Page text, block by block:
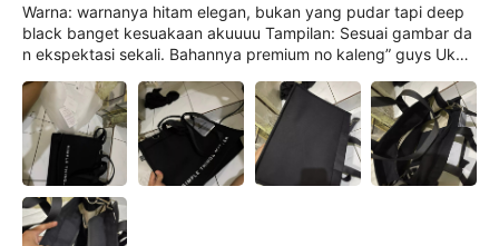
Warna: warnanya hitam elegan, bukan yang pudar tapi deep
black banget kesuakaan akuuuu Tampilan: Sesuai gambar da
n ekspektasi sekali. Bahannya premium no kaleng” guys Ukur
bawa 2 binder, buku tebal dan laptop, juga atk dan tumblr mu
at, ada pouch buat ***** or skincare compact yang bisa kita
bawa. Kualitasnya baguuuusss. Mudah mudahan awet yaaa a
amiin 😌😊😍😘🤗